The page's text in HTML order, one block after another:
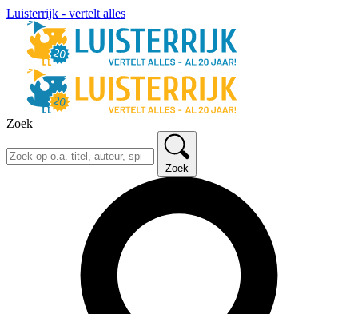
Luisterrijk - vertelt alles
Zoek
Zoek